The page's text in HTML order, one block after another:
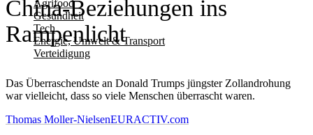
Agrifood
Gesundheit
Tech
Energie, Umwelt & Transport
Verteidigung
China-Beziehungen ins
Rampenlicht
Das Überraschendste an Donald Trumps jüngster Zollandrohung
war vielleicht, dass so viele Menschen überrascht waren.
Thomas Moller-NielsenEURACTIV.com